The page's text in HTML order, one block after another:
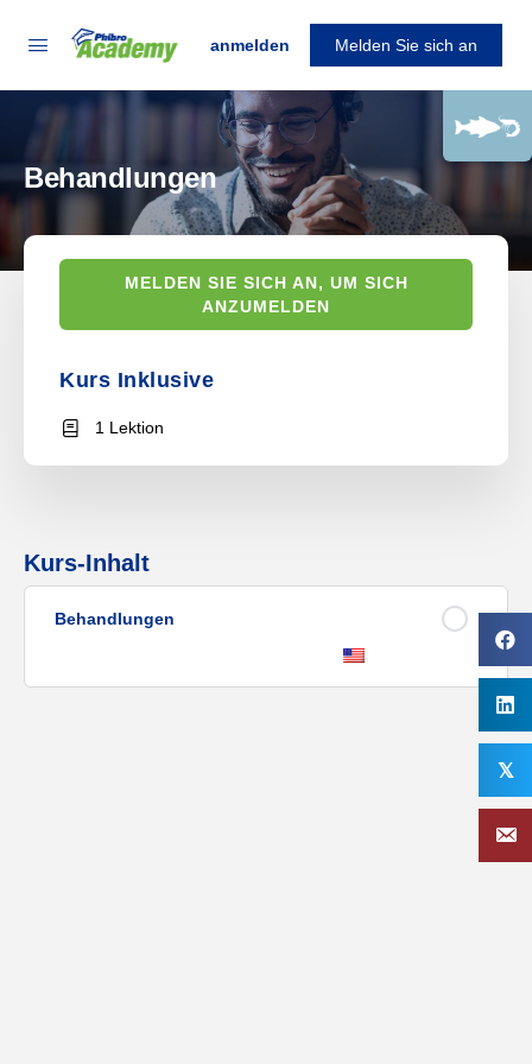
anmelden Melden Sie sich an
Behandlungen
Kurs-Inhalt
Behandlungen
MELDEN SIE SICH AN, UM SICH
ANZUMELDEN
Kurs Inklusive
1 Lektion
𝕏